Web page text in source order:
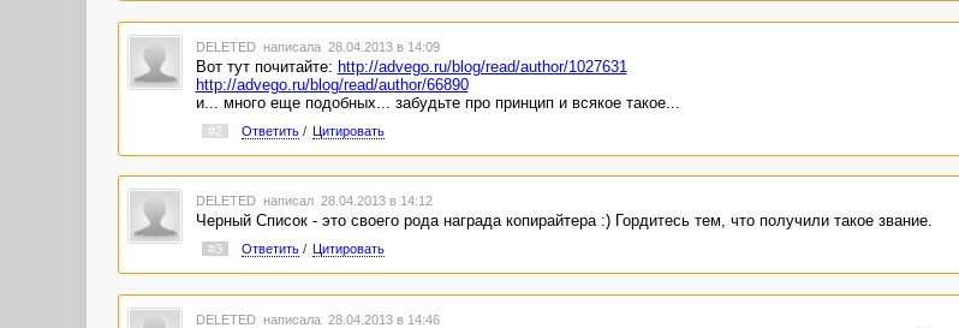
DELETED написала 28.04.2013 в 14:09
Вот тут почитайте: http://advego.ru/blog/read/author/1027631
http://advego.ru/blog/read/author/66890
и... много еще подобных... забудьте про принцип и всякое такое...
#2 Ответить/ Цитировать
DELETED написал 28.04.2013 в 14:12
Черный Список - это своего рода награда копирайтера :) Гордитесь тем, что получили такое звание.
#3 Ответить/ Цитировать
DELETED написала 28.04.2013 в 14:46